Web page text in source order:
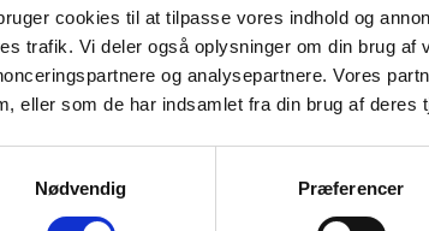
cookies til at tilpasse vores indhold og
trafik. Vi deler også oplysninger om din brug
og analysepartnere. Vores
eller som de har indsamlet fra din brug af deres
Nødvendig
Præferencer